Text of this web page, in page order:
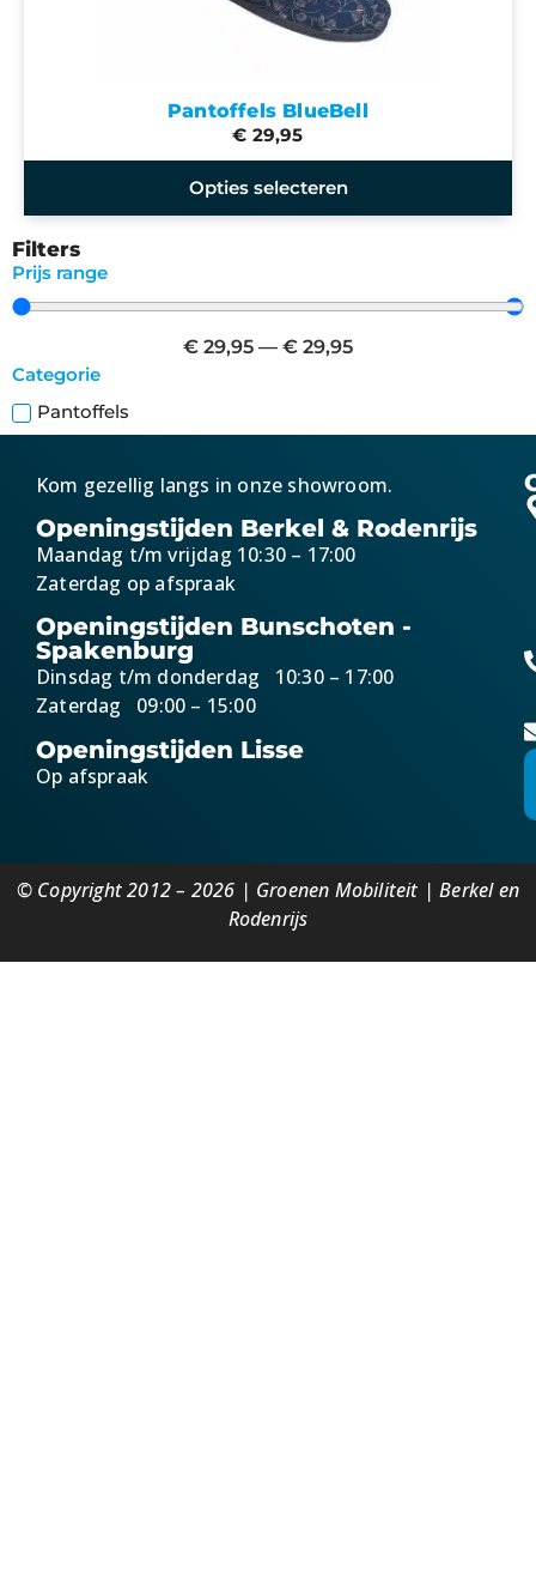
Filters
Prijs range
€ 29,95 — € 29,95
Categorie
Pantoffels
Pantoffels BlueBell
€ 29,95
Opties selecteren
Kom gezellig langs in onze showroom.
Openingstijden Berkel & Rodenrijs
Maandag t/m vrijdag 10:30 – 17:00
Zaterdag op afspraak
Openingstijden Bunschoten -
Spakenburg
Dinsdag t/m donderdag 10:30 – 17:00
Zaterdag 09:00 – 15:00
Openingstijden Lisse
Op afspraak
© Copyright 2012 – 2026 | Groenen Mobiliteit | Berkel en
Rodenrijs